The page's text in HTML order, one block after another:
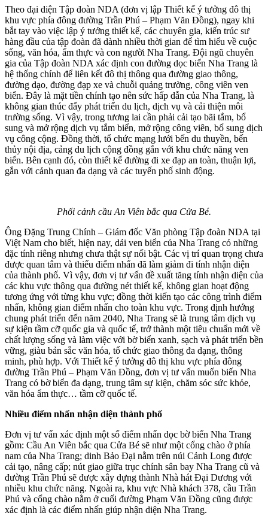
Theo đại diện Tập đoàn NDA (đơn vị lập Thiết kế ý tưởng đô thị
khu vực phía đông đường Trần Phú – Phạm Văn Đồng), ngay khi
bắt tay vào việc lập ý tưởng thiết kế, các chuyên gia, kiến trúc sư
hàng đầu của tập đoàn đã dành nhiều thời gian để tìm hiểu về cuộc
sống, văn hóa, ẩm thực và con người Nha Trang. Đội ngũ chuyên
gia của Tập đoàn NDA xác định con đường dọc biển Nha Trang là
hệ thống chính để liên kết đô thị thông qua đường giao thông,
đường dạo, đường đạp xe và chuỗi quảng trường, công viên ven
biển. Đây là mặt tiền chính tạo nên sức hấp dẫn của Nha Trang, là
không gian thúc đẩy phát triển du lịch, dịch vụ và cải thiện môi
trường sống. Vì vậy, trong tương lai cần phải cải tạo bãi tắm, bổ
sung và mở rộng dịch vụ tắm biển, mở rộng công viên, bổ sung dịch
vụ công cộng. Đồng thời, tổ chức mạng lưới bến du thuyền, bến
thủy nội địa, cảng du lịch cộng đồng gắn với khu chức năng ven
biển. Bên cạnh đó, còn thiết kế đường đi xe đạp an toàn, thuận lợi,
gắn với cảnh quan đa dạng và các tuyến phố sinh động.
Phối cảnh cầu An Viên bắc qua Cửa Bé.
Ông Đặng Trung Chính – Giám đốc Văn phòng Tập đoàn NDA tại
Việt Nam cho biết, hiện nay, dải ven biển của Nha Trang có những
đặc tính riêng nhưng chưa thật sự nổi bật. Các vị trí quan trọng chưa
được quan tâm và thiếu điểm nhấn đã làm giảm đi tính nhận diện
của thành phố. Vì vậy, đơn vị tư vấn đề xuất tăng tính nhận diện của
các khu vực thông qua đường nét thiết kế, không gian hoạt động
tương ứng với từng khu vực; đồng thời kiến tạo các công trình điểm
nhấn, không gian điểm nhấn cho toàn khu vực. Trong định hướng
chung phát triển đến năm 2040, Nha Trang sẽ là trung tâm dịch vụ
sự kiện tầm cỡ quốc gia và quốc tế, trở thành một tiêu chuẩn mới về
chất lượng sống và làm việc với bờ biển xanh, sạch và phát triển bền
vững, giàu bản sắc văn hóa, tổ chức giao thông đa dạng, thông
minh, phù hợp. Với Thiết kế ý tưởng đô thị khu vực phía đông
đường Trần Phú – Phạm Văn Đồng, đơn vị tư vấn muốn biến Nha
Trang có bờ biển đa dạng, trung tâm sự kiện, chăm sóc sức khỏe,
văn hóa ẩm thực… tầm cỡ quốc tế.
Nhiều điểm nhấn nhận diện thành phố
Đơn vị tư vấn xác định một số điểm nhấn dọc bờ biển Nha Trang
gồm: Cầu An Viên bắc qua Cửa Bé sẽ như một cổng chào ở phía
nam của Nha Trang; dinh Bảo Đại nằm trên núi Cảnh Long được
cải tạo, nâng cấp; nút giao giữa trục chính sân bay Nha Trang cũ và
đường Trần Phú sẽ được xây dựng thành Nhà hát Đại Dương với
nhiều khu chức năng. Ngoài ra, khu vực Nhà khách 378, cầu Trần
Phú và cổng chào nằm ở cuối đường Phạm Văn Đồng cũng được
xác định là các điểm nhấn giúp nhận diện Nha Trang.